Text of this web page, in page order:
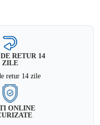
RETUR 14
ZILE
retur 14 zile
ONLINE